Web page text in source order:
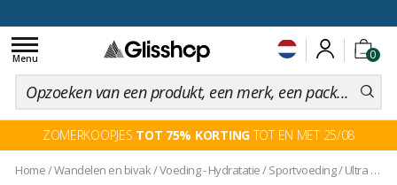
0
Toggle
navigation
Menu
ZOMERKOOPJES TOT 75% KORTINGTOT EN MET 25/08
Home/Wandelen en bivak/Voeding - Hydratatie/Sportvoeding/Ultra Energy Waffles Pack 30 g. (x12) Vanille